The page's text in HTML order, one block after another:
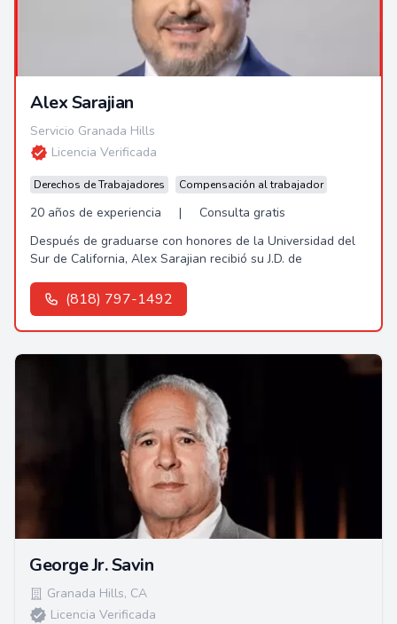
Alex Sarajian
Servicio Granada Hills
Licencia Verificada
Derechos de Trabajadores Compensación al trabajador
20 años de experiencia |
Consulta gratis
Después de graduarse con honores de la Universidad del
Sur de California, Alex Sarajian recibió su J.D. de
(818) 797-1492
George Jr. Savin
Granada Hills, CA
Licencia Verificada